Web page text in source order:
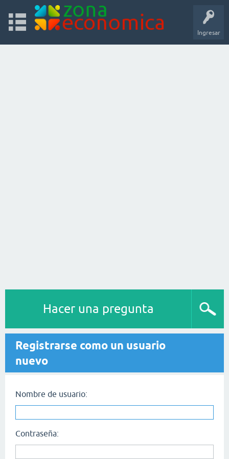
Ingresar
Hacer una pregunta
Registrarse como un usuario
nuevo
Nombre de usuario:
Contraseña: